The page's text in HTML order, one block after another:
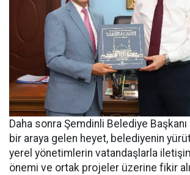
Daha sonra Şemdinli Belediye Başkanı
bir araya gelen heyet, belediyenin
yerel yönetimlerin vatandaşlarla
önemi ve ortak projeler üzerine fikir